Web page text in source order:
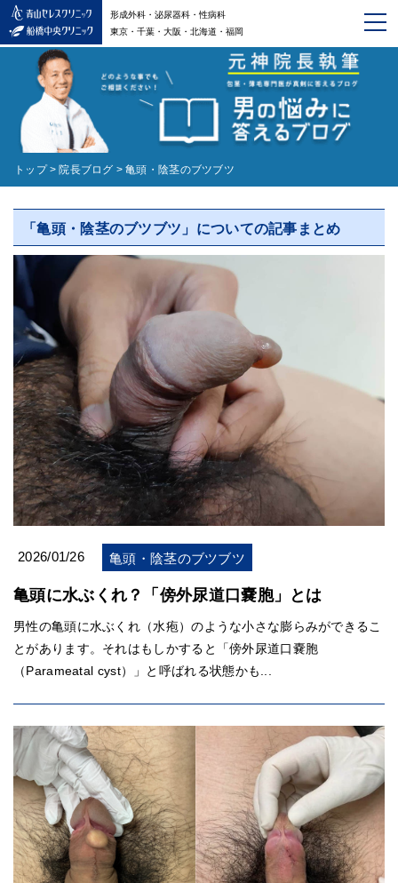
形成外科・泌尿器科・性病科
東京・千葉・大阪・北海道・福岡
トップ > 院長ブログ > 亀頭・陰茎のブツブツ
「亀頭・陰茎のブツブツ」についての記事まとめ
2026/01/26 亀頭・陰茎のブツブツ
亀頭に水ぶくれ？「傍外尿道口嚢胞」とは
男性の亀頭に水ぶくれ（水疱）のような小さな膨らみができるこ
とがあります。それはもしかすると「傍外尿道口嚢胞
（Parameatal cyst）」と呼ばれる状態かも...